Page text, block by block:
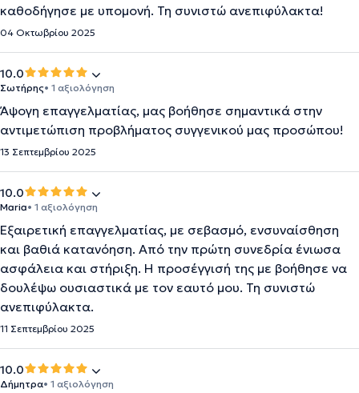
καθοδήγησε με υπομονή. Τη συνιστώ ανεπιφύλακτα!
04 Οκτωβρίου 2025
10.0
Σωτήρης• 1 αξιολόγηση
Άψογη επαγγελματίας, μας βοήθησε σημαντικά στην
αντιμετώπιση προβλήματος συγγενικού μας προσώπου!
13 Σεπτεμβρίου 2025
10.0
Maria• 1 αξιολόγηση
Εξαιρετική επαγγελματίας, με σεβασμό, ενσυναίσθηση
και βαθιά κατανόηση. Από την πρώτη συνεδρία ένιωσα
ασφάλεια και στήριξη. Η προσέγγισή της με βοήθησε να
δουλέψω ουσιαστικά με τον εαυτό μου. Τη συνιστώ
ανεπιφύλακτα.
11 Σεπτεμβρίου 2025
10.0
Δήμητρα• 1 αξιολόγηση